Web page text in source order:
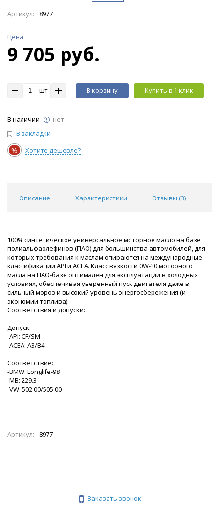
Артикул: 8977
Цена
9 705 руб.
шт В корзину Купить в 1 клик
В наличии
нет
В закладки
% Хотите дешевле?
Описание Характеристики Отзывы (3)
100% синтетическое универсальное моторное масло на базе
полиальфаолефинов (ПАО) для большинства автомобилей, для
которых требования к маслам опираются на международные
классификации API и ACEA. Класс вязкости 0W-30 моторного
масла на ПАО-базе оптимален для эксплуатации в холодных
условиях, обеспечивая уверенный пуск двигателя даже в
сильный мороз и высокий уровень энергосбережения (и
экономии топлива).
Соответствия и допуски:
Допуск:
-API: CF/SM
-ACEA: A3/B4
Соответствие:
-BMW: Longlife-98
-MB: 229.3
-VW: 502 00/505 00
Артикул: 8977
Заказать звонок